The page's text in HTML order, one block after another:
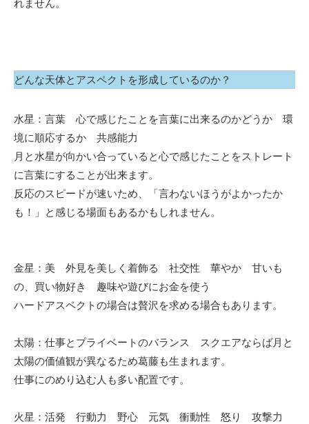
れません。
どんな天体とアスペクトを形成しているのか？
水星：言葉 心で感じたことを言葉に出来るのかどうか 環
境に順応するか 共感能力
月と水星が向かい合っていると心で感じたことをストレート
に言葉にすることが出来ます。
反応のスピードが速いため、「言わないほうがよかったか
も！」と感じる場面もあるかもしれません。
金星：美 外見を美しく着飾る 社交性 華やか 甘いも
の、買い物好き 趣味や遊びにお金を使う
ハードアスペクトの場合は贅沢を求める場合もあります。
太陽：仕事とプライベートのバランス スクエアならば月と
太陽の価値観が異なるため葛藤も生まれます。
仕事にのめり込む人も多い配置です。
火星：活発 行動力 野心 元気 衝動性 怒り 攻撃力